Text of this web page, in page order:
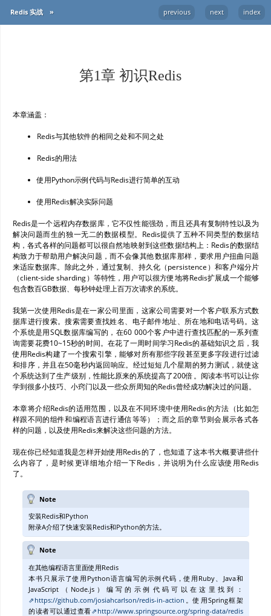
index
next
previous
Redis 实战 »
第1章 初识Redis
本章涵盖：
Redis与其他软件的相同之处和不同之处
Redis的用法
使用Python示例代码与Redis进行简单的互动
使用Redis解决实际问题
Redis是一个远程内存数据库，它不仅性能强劲，而且还具有复制特性以及为
解决问题而生的独一无二的数据模型。Redis提供了五种不同类型的数据结
构，各式各样的问题都可以很自然地映射到这些数据结构上：Redis的数据结
构致力于帮助用户解决问题，而不会像其他数据库那样，要求用户扭曲问题
来适应数据库。除此之外，通过复制、持久化（persistence）和客户端分片
（client-side sharding）等特性，用户可以很方便地将Redis扩展成一个能够
包含数百GB数据、每秒钟处理上百万次请求的系统。
我第一次使用Redis是在一家公司里面，这家公司需要对一个客户联系方式数
据库进行搜索。搜索需要查找姓名、电子邮件地址、所在地和电话号码。这
个系统是用SQL数据库编写的，在60 000个客户中进行查找匹配的一系列查
询需要花费10~15秒的时间。在花了一周时间学习Redis的基础知识之后，我
使用Redis构建了一个搜索引擎，能够对所有那些字段甚至更多字段进行过滤
和排序，并且在50毫秒内返回响应。经过短短几个星期的努力测试，就使这
个系统达到了生产级别，性能比原来的系统提高了200倍。阅读本书可以让你
学到很多小技巧、小窍门以及一些众所周知的Redis曾经成功解决过的问题。
本章将介绍Redis的适用范围，以及在不同环境中使用Redis的方法（比如怎
样跟不同的组件和编程语言进行通信等等）；而之后的章节则会展示各式各
样的问题，以及使用Redis来解决这些问题的方法。
现在你已经知道我是怎样开始使用Redis的了，也知道了这本书大概要讲些什
么内容了，是时候更详细地介绍一下Redis，并说明为什么应该使用Redis
了。
Note
安装Redis和Python
附录A介绍了快速安装Redis和Python的方法。
Note
在其他编程语言里面使用Redis
本书只展示了使用Python语言编写的示例代码，使用Ruby、Java和
JavaScript（Node.js）编写的示例代码可以在这里找到：
https://github.com/josiahcarlson/redis-in-action 。使用Spring框架
的读者可以通过查看
http://www.springsource.org/spring-data/redis